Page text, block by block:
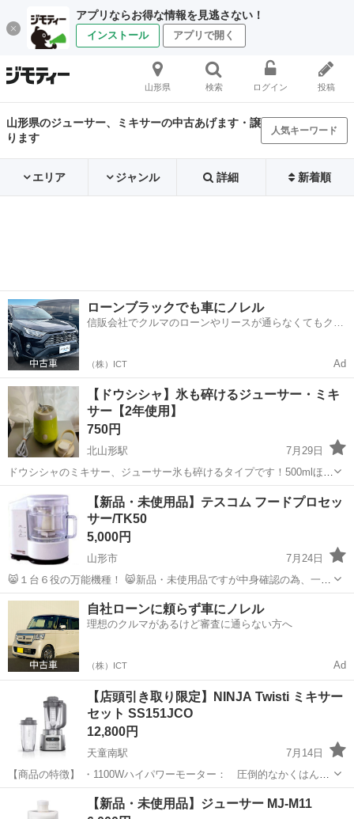
アプリならお得な情報を見逃さない！
インストール アプリで開く
山形県 検索 ログイン 投稿
山形県のジューサー、ミキサーの中古あげます・譲
ります
人気キーワード
エリア ジャンル 詳細 新着順
ローンブラックでも車にノレル
信販会社でクルマのローンやリースが通らなくてもクル
（株）ICT Ad
【ドウシシャ】氷も碎けるジューサー・ミキ
サー【2年使用】
750円
北山形駅
7月29日
ドウシシャのミキサー、ジューサー氷も碎けるタイプです！500mlほど
程入るコンパクトサイズ。 保証書なしです 持ち運び用の蓋が紫外線で
焼けてしまいました為、最安値になります>< ※喫煙のヤニやけではあ
りません 山形市内...
山形 山形市 北山形駅 キッチン家電
【新品・未使用品】テスコム フードプロセッ
サー/TK50
5,000円
山形市
7月24日
😸１台６役の万能機種！ 😸新品・未使用品ですが中身確認の為、一度
開封しています。 😸画像①②はサンプル画像です。 ◎テスコム フー
ドプロセッサー/TK50は、お料理の幅を広げてくれる便利なフードプロ
セッサー。 ◎...
山形 山形市 キッチン家電 テスコム
自社ローンに頼らず車にノレル
理想のクルマがあるけど審査に通らない方へ
（株）ICT Ad
【店頭引き取り限定】NINJA Twisti ミキサー
セット SS151JCO
12,800円
天童南駅
7月14日
【商品の特徴】 ・1100Wハイパワーモーター： 圧倒的なかくはん力
を実現 ・5つの自動プログラム搭載： 様々なレシピをワンタッチで
簡単調理できる ・マニュアルモード搭載： かくはん時間の追加も可
天童南駅 キッチン家電
【新品・未使用品】ジューサー MJ-M11